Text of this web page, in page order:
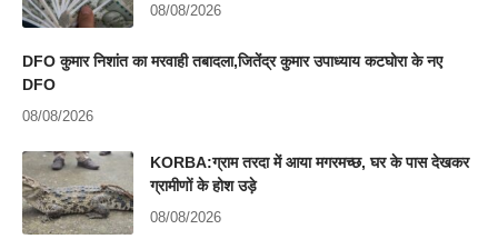
08/08/2026
DFO कुमार निशांत का मरवाही तबादला,जितेंद्र कुमार उपाध्याय कटघोरा के नए
DFO
08/08/2026
KORBA:ग्राम तरदा में आया मगरमच्छ, घर के पास देखकर
ग्रामीणों के होश उड़े
08/08/2026